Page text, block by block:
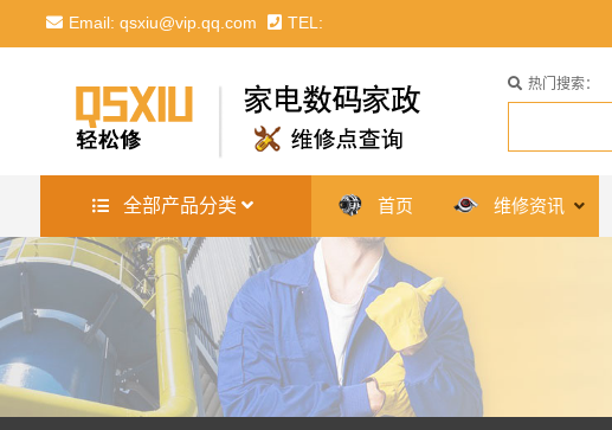
Email: qsxiu@vip.qq.com TEL:
热门搜索：
全部产品分类 首页 维修资讯